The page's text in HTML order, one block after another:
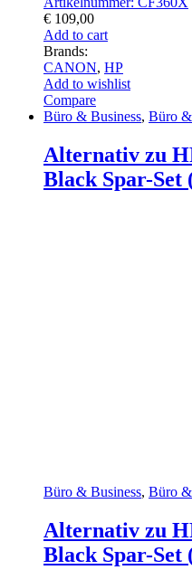
€ 109,00
Add to cart
Brands:
CANON, HP
Add to wishlist
Compare
Büro & Business, Büro
Alternativ zu
Black Spar-Set
Büro & Business, Büro
Alternativ zu
Black Spar-Set